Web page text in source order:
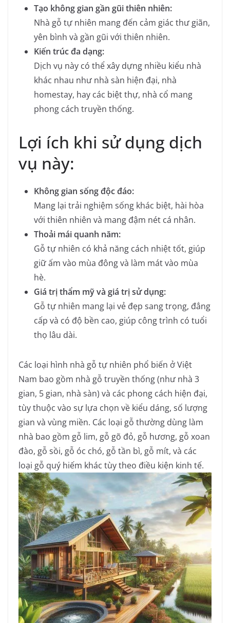
Tạo không gian gần gũi thiên nhiên:
Nhà gỗ tự nhiên mang đến cảm giác thư giãn,
yên bình và gần gũi với thiên nhiên.
Kiến trúc đa dạng:
Dịch vụ này có thể xây dựng nhiều kiểu nhà
khác nhau như nhà sàn hiện đại, nhà
homestay, hay các biệt thự, nhà cổ mang
phong cách truyền thống.
Lợi ích khi sử dụng dịch
vụ này:
Không gian sống độc đáo:
Mang lại trải nghiệm sống khác biệt, hài hòa
với thiên nhiên và mang đậm nét cá nhân.
Thoải mái quanh năm:
Gỗ tự nhiên có khả năng cách nhiệt tốt, giúp
giữ ấm vào mùa đông và làm mát vào mùa
hè.
Giá trị thẩm mỹ và giá trị sử dụng:
Gỗ tự nhiên mang lại vẻ đẹp sang trọng, đẳng
cấp và có độ bền cao, giúp công trình có tuổi
thọ lâu dài.
Các loại hình nhà gỗ tự nhiên phổ biến ở Việt
Nam bao gồm nhà gỗ truyền thống (như nhà 3
gian, 5 gian, nhà sàn) và các phong cách hiện đại,
tùy thuộc vào sự lựa chọn về kiểu dáng, số lượng
gian và vùng miền. Các loại gỗ thường dùng làm
nhà bao gồm gỗ lim, gỗ gõ đỏ, gỗ hương, gỗ xoan
đào, gỗ sồi, gỗ óc chó, gỗ tần bì, gỗ mít, và các
loại gỗ quý hiếm khác tùy theo điều kiện kinh tế.